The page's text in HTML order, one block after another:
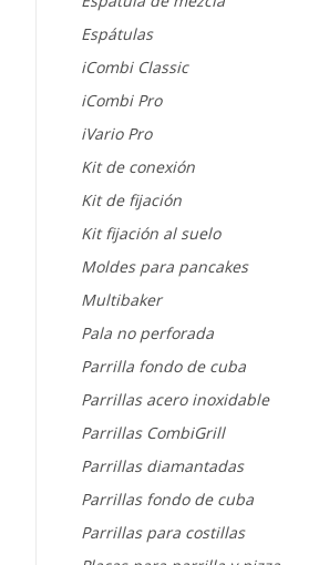
Espátulas
iCombi Classic
iCombi Pro
iVario Pro
Kit de conexión
Kit de fijación
Kit fijación al suelo
Moldes para pancakes
Multibaker
Pala no perforada
Parrilla fondo de cuba
Parrillas acero inoxidable
Parrillas CombiGrill
Parrillas diamantadas
Parrillas fondo de cuba
Parrillas para costillas